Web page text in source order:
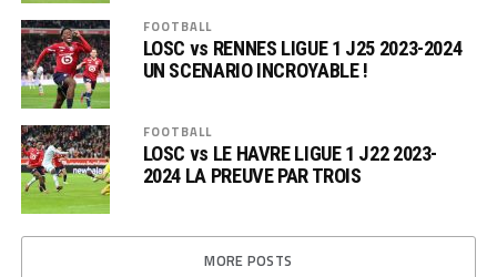
FOOTBALL
LOSC vs RENNES LIGUE 1 J25 2023-2024
UN SCENARIO INCROYABLE !
FOOTBALL
LOSC vs LE HAVRE LIGUE 1 J22 2023-
2024 LA PREUVE PAR TROIS
MORE POSTS